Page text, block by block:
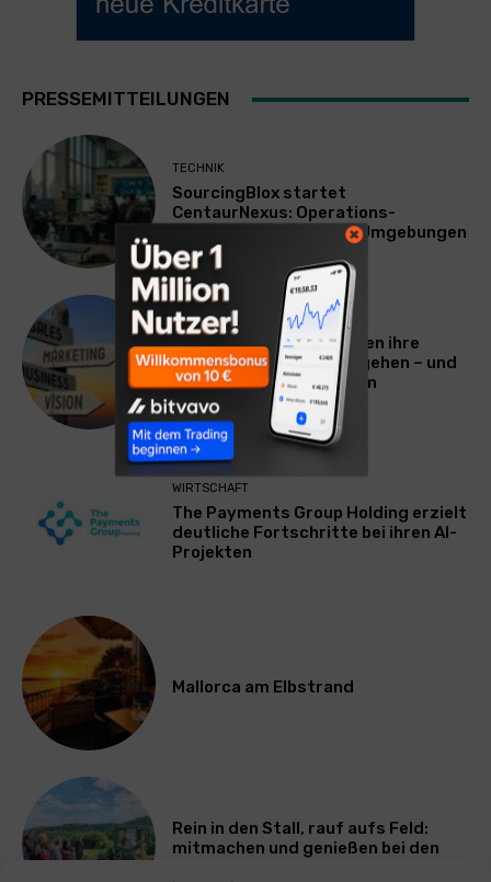
PRESSEMITTEILUNGEN
TECHNIK
SourcingBlox startet
CentaurNexus: Operations-
Plattform für Zscaler-Umgebungen
WERBUNG & MARKETING
Warum viele Unternehmen ihre
Vermarktung falsch angehen – und
warum das ihr Wachstum
ausbremst
WIRTSCHAFT
The Payments Group Holding erzielt
deutliche Fortschritte bei ihren AI-
Projekten
Mallorca am Elbstrand
Rein in den Stall, rauf aufs Feld:
mitmachen und genießen bei den